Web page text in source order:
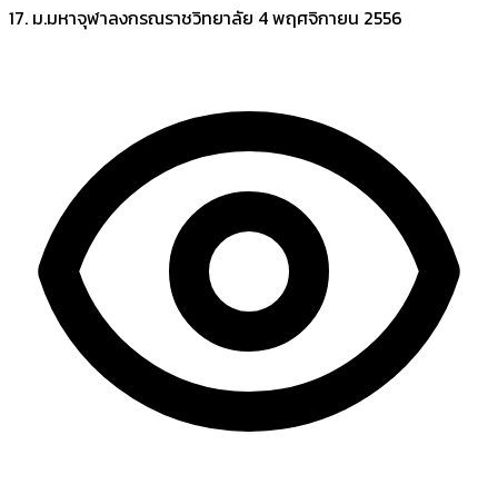
17. ม.มหาจุฬาลงกรณราชวิทยาลัย 4 พฤศจิกายน 2556